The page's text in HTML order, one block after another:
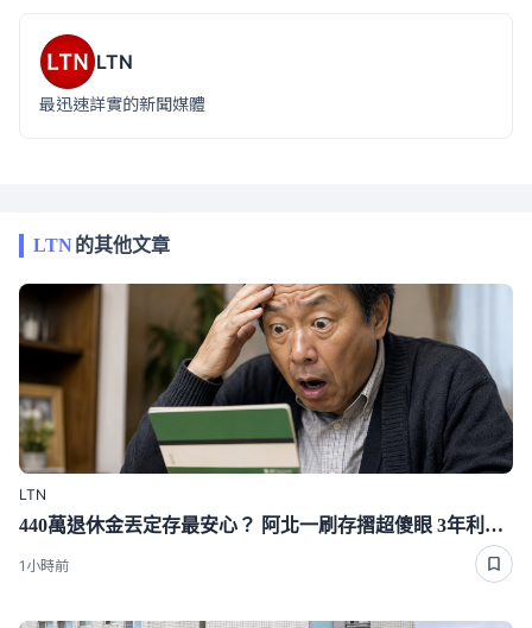
LTN
最迅速詳實的新聞媒體
LTN的其他文章
LTN
440萬退休金丟定存最安心？ 阿北一刷存摺超傻眼 3年利息僅1千多
1小時前